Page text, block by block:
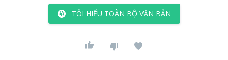
TÔI HIỂU TOÀN BỘ VĂN BẢN